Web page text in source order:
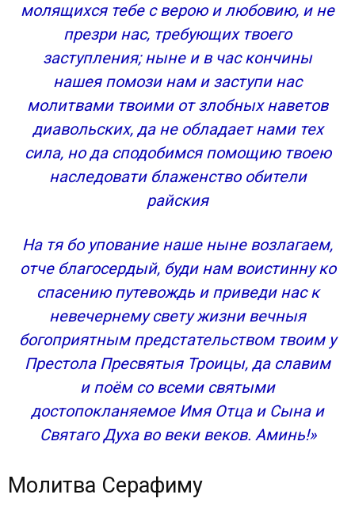
молящихся тебе с верою и любовию, и не
презри нас, требующих твоего
заступления; ныне и в час кончины
нашея помози нам и заступи нас
молитвами твоими от злобных наветов
диавольских, да не обладает нами тех
сила, но да сподобимся помощию твоею
наследовати блаженство обители
райския
На тя бо упование наше ныне возлагаем,
отче благосердый, буди нам воистинну ко
спасению путевождь и приведи нас к
невечернему свету жизни вечныя
богоприятным предстательством твоим у
Престола Пресвятыя Троицы, да славим
и поём со всеми святыми
достопокланяемое Имя Отца и Сына и
Святаго Духа во веки веков. Аминь!»
Молитва Серафиму